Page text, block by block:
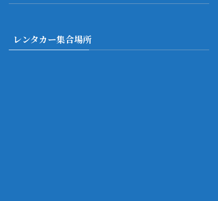
レンタカー集合場所